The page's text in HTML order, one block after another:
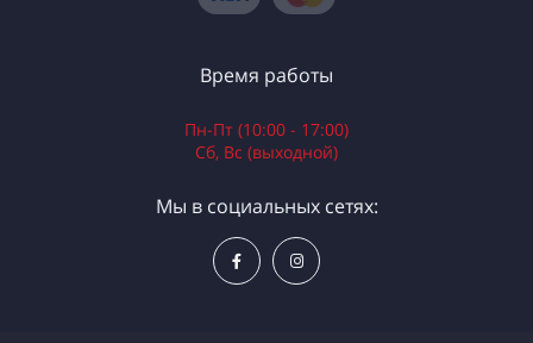
Время работы
Пн-Пт (10:00 - 17:00)
Сб, Вс (выходной)
Мы в социальных сетях: